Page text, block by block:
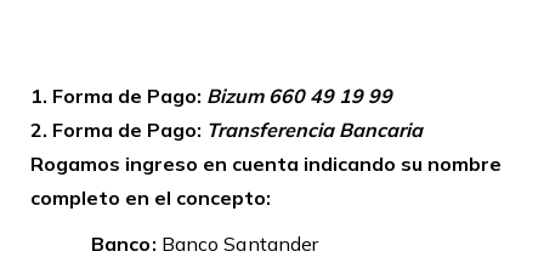
1. Forma de Pago: Bizum 660 49 19 99
2. Forma de Pago: Transferencia Bancaria
Rogamos ingreso en cuenta indicando su nombre
completo en el concepto:
Banco: Banco Santander